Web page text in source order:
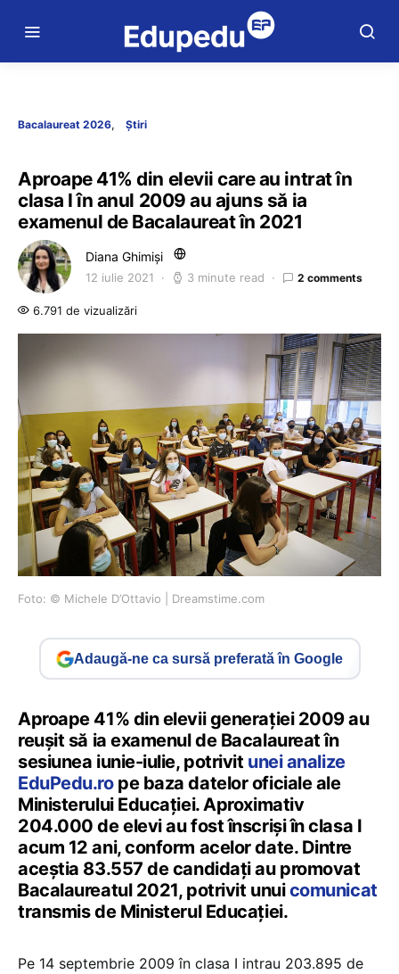
Bacalaureat 2026 Știri
Aproape 41% din elevii care au intrat în
clasa I în anul 2009 au ajuns să ia
examenul de Bacalaureat în 2021
Diana Ghimiși
12 iulie 2021 3 minute read 2 comments
6.791 de vizualizări
Foto: © Michele D’Ottavio | Dreamstime.com
Adaugă-ne ca sursă preferată în Google
Aproape 41% din elevii generației 2009 au
reușit să ia examenul de Bacalaureat în
sesiunea iunie-iulie, potrivit unei analize
EduPedu.rope baza datelor oficiale ale
Ministerului Educației. Aproximativ
204.000 de elevi au fost înscriși în clasa I
acum 12 ani, conform acelor date. Dintre
aceștia 83.557 de candidați au promovat
Bacalaureatul 2021, potrivit unuicomunicat
transmis de Ministerul Educației.
Pe 14 septembrie 2009 în clasa I intrau 203.895 de